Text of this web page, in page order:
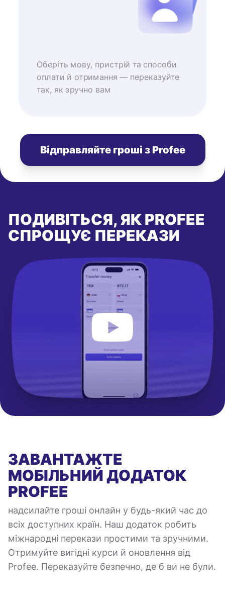
Оберіть мову, пристрій та способи
оплати й отримання — переказуйте
так, як зручно вам
Відправляйте гроші з Profee
ПОДИВІТЬСЯ, ЯК PROFEE
СПРОЩУЄ ПЕРЕКАЗИ
ЗАВАНТАЖТЕ
МОБІЛЬНИЙ ДОДАТОК
PROFEE
надсилайте гроші онлайн у будь-який час до
всіх доступних країн. Наш додаток робить
міжнародні перекази простими та зручними.
Отримуйте вигідні курси й оновлення від
Profee. Переказуйте безпечно, де б ви не були.